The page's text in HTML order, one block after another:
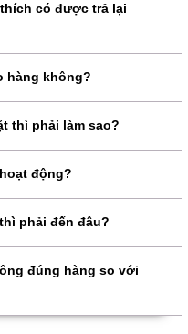
có được trả lại
hàng không?
thì phải làm sao?
động?
phải đến đâu?
đúng hàng so với